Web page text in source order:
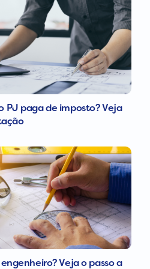
PJ paga de imposto? Veja
Veja o passo a